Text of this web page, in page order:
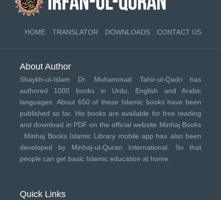
HOME TRANSLATOR DOWNLOADS CONTACT US
About Author
Shaykh-ul-Islam Dr. Muhammad Tahir-ul-Qadri has
authored 1000 books in Urdu, English and Arabic
languages. About 650 of these Islamic books have been
published so far. His books are available for free reading
and download in PDF on the official website Minhaj Books
Minhaj Books Islamic Library mobile app has also been
developed by Minhaj-ul-Quran International . So that
people can get basic Islamic education at home.
Quick Links